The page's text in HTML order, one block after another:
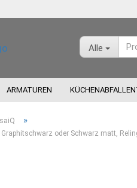
Alle
ARMATUREN
»
oder Schwarz matt,